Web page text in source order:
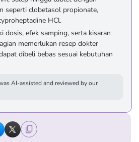
seperti clobetasol propionate,
HCl.
dosis, efek samping, serta kisaran
memerlukan resep dokter
dibeli bebas sesuai kebutuhan
AI-assisted and reviewed by our